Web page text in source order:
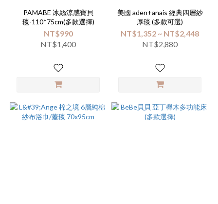
(7)
LASSIG
Little
Unicorn
PAMABE 冰絲涼感寶貝
毯-110*75cm(多款選擇)
NT$990
NT$1,400
美國 aden+anais 經典四層紗
厚毯 (多款可選)
NT$1,352 ~ NT$2,448
NT$2,880